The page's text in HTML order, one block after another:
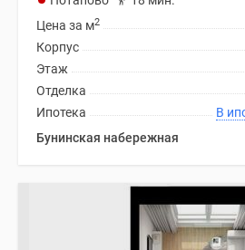
Цена за м2
Корпус
Этаж
Отделка
Ипотека
Бунинская набережная